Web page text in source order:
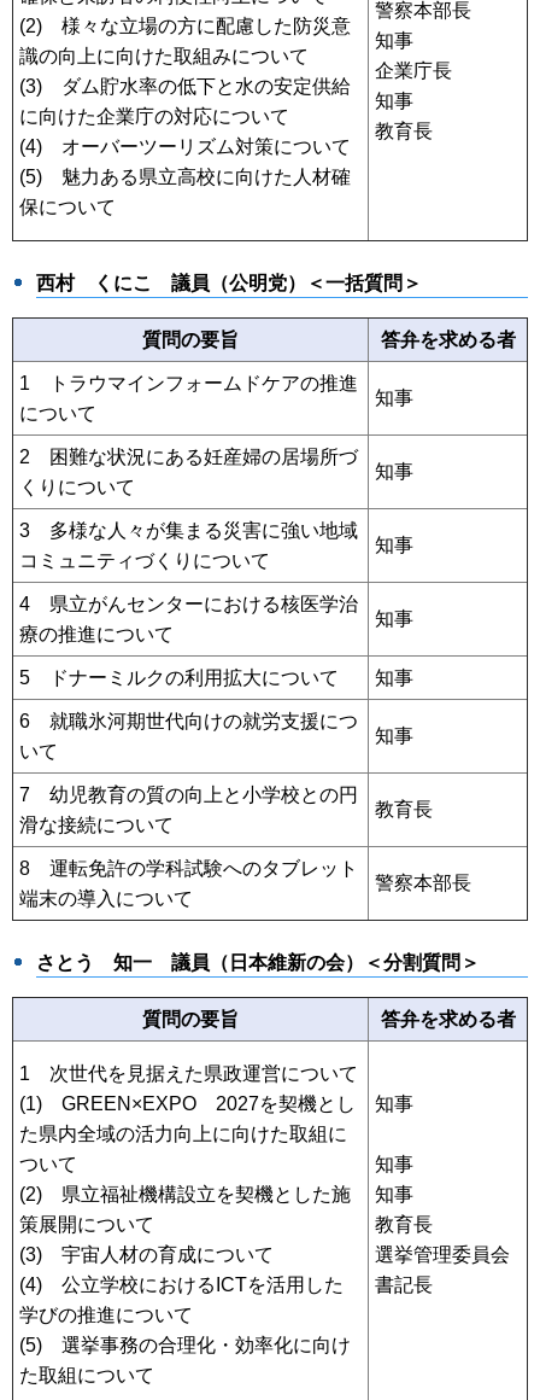
(2) 様々な立場の方に配慮した防災意
識の向上に向けた取組みについて
(3) ダム貯水率の低下と水の安定供給
に向けた企業庁の対応について
(4) オーバーツーリズム対策について
(5) 魅力ある県立高校に向けた人材確
保について
警察本部長
知事
企業庁長
知事
教育長
西村 くにこ 議員（公明党）＜一括質問＞
質問の要旨 答弁を求める者
1 トラウマインフォームドケアの推進
について
知事
2 困難な状況にある妊産婦の居場所づ
くりについて
知事
3 多様な人々が集まる災害に強い地域
コミュニティづくりについて
知事
4 県立がんセンターにおける核医学治
療の推進について
知事
5 ドナーミルクの利用拡大について 知事
6 就職氷河期世代向けの就労支援につ
いて
知事
7 幼児教育の質の向上と小学校との円
滑な接続について
教育長
8 運転免許の学科試験へのタブレット
端末の導入について
警察本部長
さとう 知一 議員（⽇本維新の会）＜分割質問＞
質問の要旨 答弁を求める者
1 次世代を見据えた県政運営について
(1) GREEN×EXPO 2027を契機とし
た県内全域の活力向上に向けた取組に
ついて
(2) 県立福祉機構設立を契機とした施
策展開について
(3) 宇宙人材の育成について
(4) 公立学校におけるICTを活用した
学びの推進について
(5) 選挙事務の合理化・効率化に向け
た取組について
知事
知事
知事
教育長
選挙管理委員会
書記長